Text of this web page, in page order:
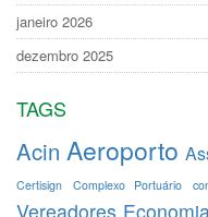
janeiro 2026
dezembro 2025
TAGS
Acin Aeroporto
Certisign Complexo Portuário
Vereadores